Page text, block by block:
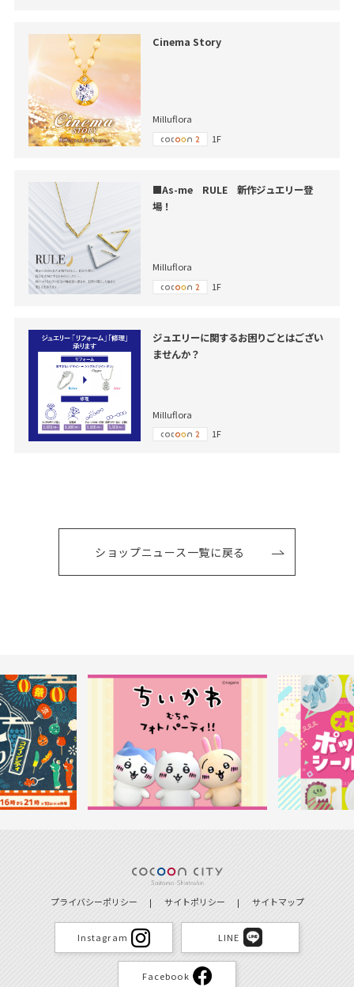
Cinema Story
Milluflora
1F
■As-me RULE 新作ジュエリー登
場！
Milluflora
1F
ジュエリーに関するお困りごとはござい
ませんか？
Milluflora
1F
ショップニュース一覧に戻る
プライバシーポリシー サイトポリシー サイトマップ
Instagram LINE
Facebook